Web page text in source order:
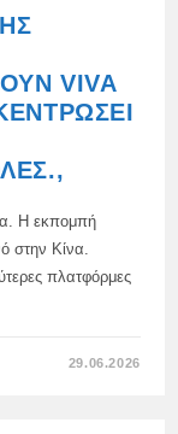
VIVA
Η εκπομπή
στην Κίνα.
πλατφόρμες
29.06.2026